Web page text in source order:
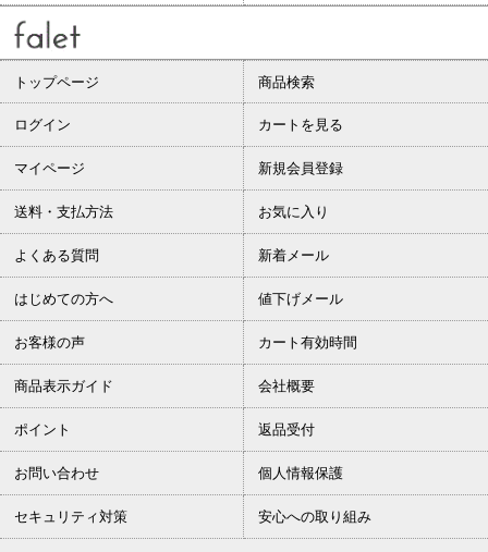
トップページ 商品検索
ログイン カートを見る
マイページ 新規会員登録
送料・支払方法 お気に入り
よくある質問 新着メール
はじめての方へ 値下げメール
お客様の声 カート有効時間
商品表示ガイド 会社概要
ポイント 返品受付
お問い合わせ 個人情報保護
セキュリティ対策 安心への取り組み